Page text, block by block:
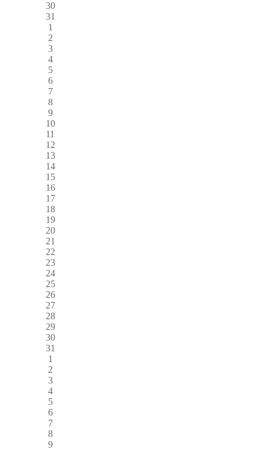
30
31
1
2
3
4
5
6
7
8
9
10
11
12
13
14
15
16
17
18
19
20
21
22
23
24
25
26
27
28
29
30
31
1
2
3
4
5
6
7
8
9